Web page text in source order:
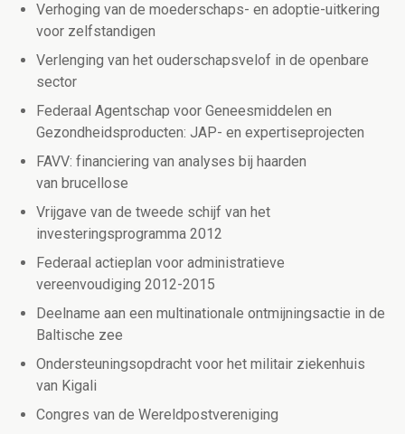
Verhoging van de moederschaps- en adoptie-uitkering
voor zelfstandigen
Verlenging van het ouderschapsvelof in de openbare
sector
Federaal Agentschap voor Geneesmiddelen en
Gezondheidsproducten: JAP- en expertiseprojecten
FAVV: financiering van analyses bij haarden
van brucellose
Vrijgave van de tweede schijf van het
investeringsprogramma 2012
Federaal actieplan voor administratieve
vereenvoudiging 2012-2015
Deelname aan een multinationale ontmijningsactie in de
Baltische zee
Ondersteuningsopdracht voor het militair ziekenhuis
van Kigali
Congres van de Wereldpostvereniging